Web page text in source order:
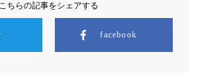
こちらの記事をシェアする
facebook